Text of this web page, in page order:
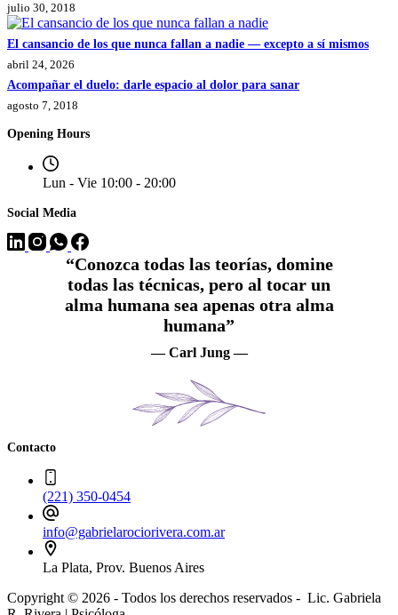
julio 30, 2018
El cansancio de los que nunca fallan a nadie — excepto a sí mismos
abril 24, 2026
Acompañar el duelo: darle espacio al dolor para sanar
agosto 7, 2018
Opening Hours
Lun - Vie 10:00 - 20:00
Social Media
“Conozca todas las teorías, domine
todas las técnicas, pero al tocar un
alma humana sea apenas otra alma
humana”
— Carl Jung —
Contacto
(221) 350-0454
info@gabrielarociorivera.com.ar
La Plata, Prov. Buenos Aires
Copyright © 2026 - Todos los derechos reservados - Lic. Gabriela